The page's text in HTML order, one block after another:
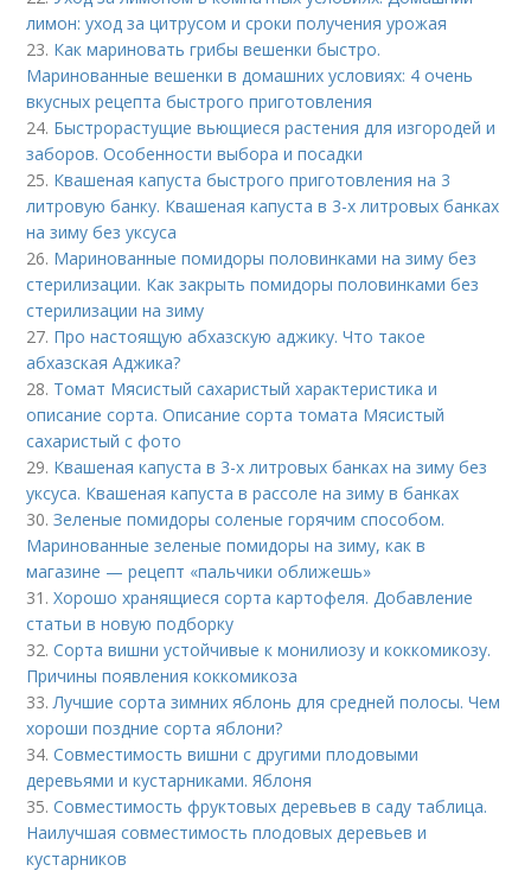
лимон: уход за цитрусом и сроки получения урожая
23. Как мариновать грибы вешенки быстро.
Маринованные вешенки в домашних условиях: 4 очень
вкусных рецепта быстрого приготовления
24. Быстрорастущие вьющиеся растения для изгородей и
заборов. Особенности выбора и посадки
25. Квашеная капуста быстрого приготовления на 3
литровую банку. Квашеная капуста в 3-х литровых банках
на зиму без уксуса
26. Маринованные помидоры половинками на зиму без
стерилизации. Как закрыть помидоры половинками без
стерилизации на зиму
27. Про настоящую абхазскую аджику. Что такое
абхазская Аджика?
28. Томат Мясистый сахаристый характеристика и
описание сорта. Описание сорта томата Мясистый
сахаристый с фото
29. Квашеная капуста в 3-х литровых банках на зиму без
уксуса. Квашеная капуста в рассоле на зиму в банках
30.Зеленые помидоры соленые горячим способом.
Маринованные зеленые помидоры на зиму, как в
магазине — рецепт «пальчики оближешь»
31.Хорошо хранящиеся сорта картофеля. Добавление
статьи в новую подборку
32.Сорта вишни устойчивые к монилиозу и коккомикозу.
Причины появления коккомикоза
33.Лучшие сорта зимних яблонь для средней полосы. Чем
хороши поздние сорта яблони?
34.Совместимость вишни с другими плодовыми
деревьями и кустарниками. Яблоня
35.Совместимость фруктовых деревьев в саду таблица.
Наилучшая совместимость плодовых деревьев и
кустарников